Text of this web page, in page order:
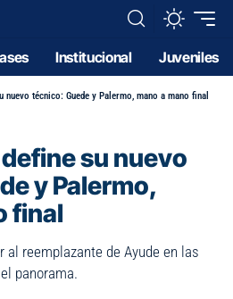
Institucional Juveniles
nuevo técnico: Guede y Palermo, mano a mano final
su nuevo
y Palermo,
final
al reemplazante de Ayude en las
panorama.